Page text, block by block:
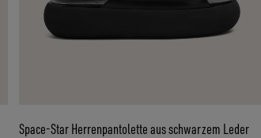
Space-Star Herrenpantolette aus schwarzem Leder